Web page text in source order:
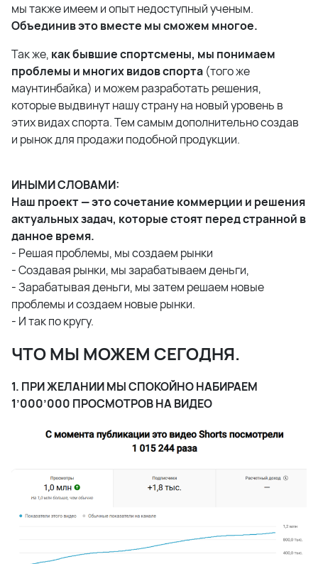
мы также имеем и опыт недоступный ученым.
Объединив это вместе мы сможем многое.
Так же, как бывшие спортсмены, мы понимаем
проблемы и многих видов спорта (того же
маунтинбайка) и можем разработать решения,
которые выдвинут нашу страну на новый уровень в
этих видах спорта. Тем самым дополнительно создав
и рынок для продажи подобной продукции.
ИНЫМИ СЛОВАМИ:
Наш проект — это сочетание коммерции и решения
актуальных задач, которые стоят перед странной в
данное время.
- Решая проблемы, мы создаем рынки
- Создавая рынки, мы зарабатываем деньги,
- Зарабатывая деньги, мы затем решаем новые
проблемы и создаем новые рынки.
- И так по кругу.
ЧТО МЫ МОЖЕМ СЕГОДНЯ.
1. ПРИ ЖЕЛАНИИ МЫ СПОКОЙНО НАБИРАЕМ
1’000’000 ПРОСМОТРОВ НА ВИДЕО